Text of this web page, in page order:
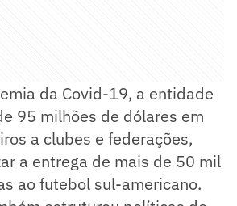
da Covid-19, a entidade
95 milhões de dólares em
a clubes e federações,
a entrega de mais de 50 mil
ao futebol sul-americano.